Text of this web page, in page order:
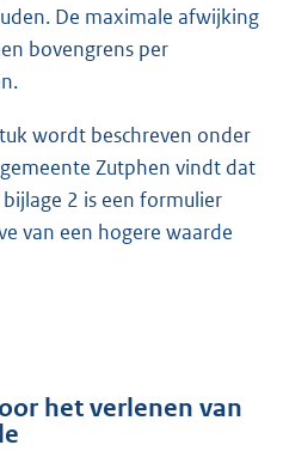
De maximale afwijking
bovengrens per
wordt beschreven onder
Zutphen vindt dat
2 is een formulier
van een hogere waarde
het verlenen van